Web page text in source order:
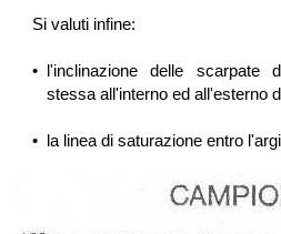
Si valuti infine:
• l'inclinazione delle scarpate
stessa all'interno ed all'esterno
• la linea di saturazione entro